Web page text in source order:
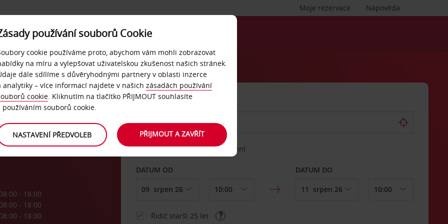
Nápověda
Moje rezervace
NAŠE SLUŽBY FIREMNÍ ZÁKAZNÍCI
08:00 - 18:00
08:00 - 18:00
08:00 - 18:00
Vyberte si jiné místo vrácení
DATUM OD DATUM DO
Řidič starší 25 let
používání souborů Cookie
cookie používáme proto, abychom vám mohli zobrazovat
na míru a vylepšovat uživatelskou zkušenost našich stránek.
dále sdílíme s důvěryhodnými partnery v oblasti inzerce
analytiky – více informací najdete v našich zásadách používání
cookie. Kliknutím na tlačítko PŘIJMOUT souhlasíte
používáním souborů cookie.
NASTAVENÍ PŘEDVOLEB PŘIJMOUT A ZAVŘÍT